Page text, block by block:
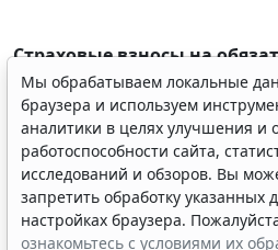
Страховые взносы на
пенсионное, медицинское
-плательщикистраховых
взносы в ФНС за февраль 2021
Страхование от несчастных
работоспособности сайта,
исследований и обзоров. Вы
запретить обработку указанных
настройках браузера.
ознакомьтесь с условиями их
Принять